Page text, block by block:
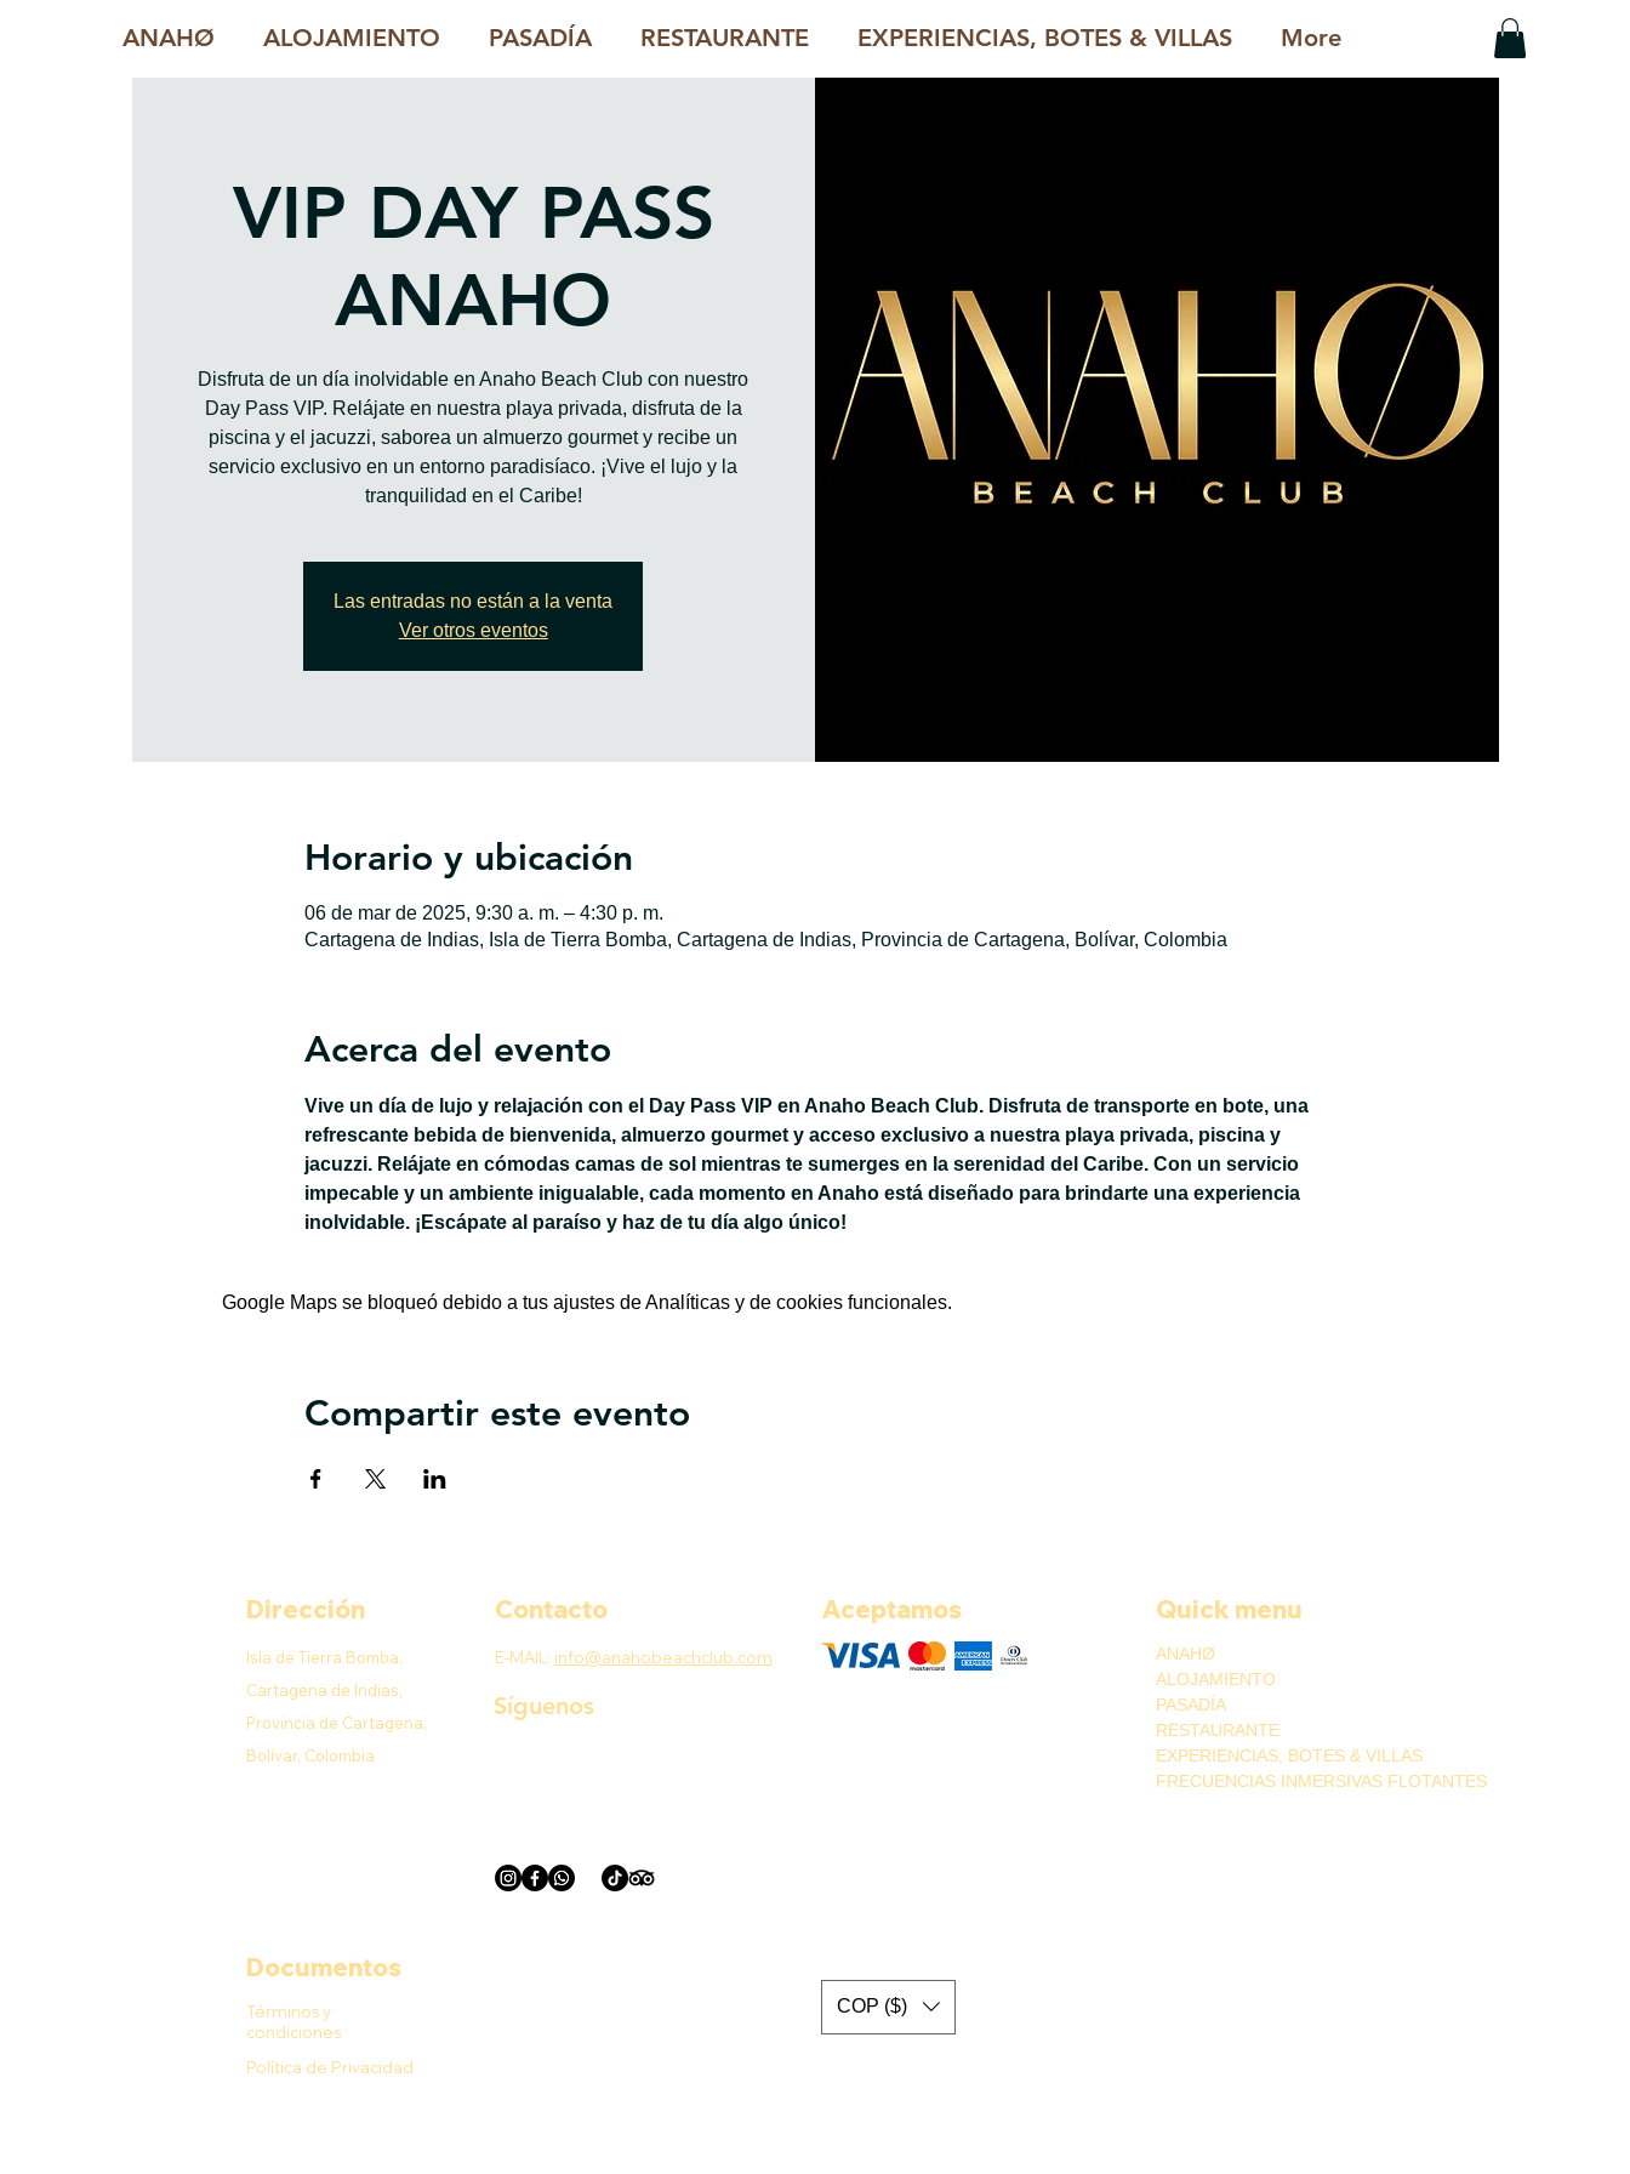
ANAHØ ALOJAMIENTO PASADÍA RESTAURANTE EXPERIENCIAS, BOTES & VILLAS More
VIP DAY PASS
ANAHO
Disfruta de un día inolvidable en Anaho Beach Club con nuestro
Day Pass VIP. Relájate en nuestra playa privada, disfruta de la
piscina y el jacuzzi, saborea un almuerzo gourmet y recibe un
servicio exclusivo en un entorno paradisíaco. ¡Vive el lujo y la
tranquilidad en el Caribe!
Las entradas no están a la venta
Ver otros eventos
Horario y ubicación
06 de mar de 2025, 9:30 a. m. – 4:30 p. m.
Cartagena de Indias, Isla de Tierra Bomba, Cartagena de Indias, Provincia de Cartagena, Bolívar, Colombia
Acerca del evento
Vive un día de lujo y relajación con el Day Pass VIP en Anaho Beach Club. Disfruta de transporte en bote, una
refrescante bebida de bienvenida, almuerzo gourmet y acceso exclusivo a nuestra playa privada, piscina y
jacuzzi. Relájate en cómodas camas de sol mientras te sumerges en la serenidad del Caribe. Con un servicio
impecable y un ambiente inigualable, cada momento en Anaho está diseñado para brindarte una experiencia
inolvidable. ¡Escápate al paraíso y haz de tu día algo único!
Google Maps se bloqueó debido a tus ajustes de Analíticas y de cookies funcionales.
Compartir este evento
Dirección
Isla de Tierra Bomba,
Cartagena de Indias,
Provincia de Cartagena,
Bolívar, Colombia
Contacto
E-MAIL: info@anahobeachclub.com
Síguenos
Aceptamos Quick menu
ANAHØ
ALOJAMIENTO
PASADÍA
RESTAURANTE
EXPERIENCIAS, BOTES & VILLAS
FRECUENCIAS INMERSIVAS FLOTANTES
Documentos
Términos y
condiciones
COP ($)
Política de Privacidad